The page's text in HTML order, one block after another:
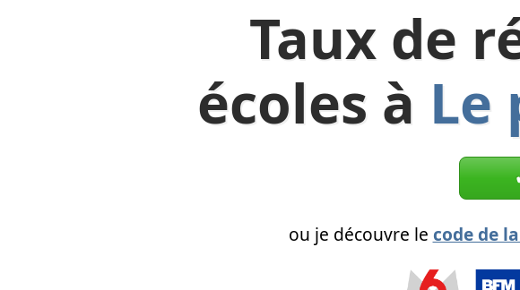
Taux de
écoles à Le
ou je découvre le code de